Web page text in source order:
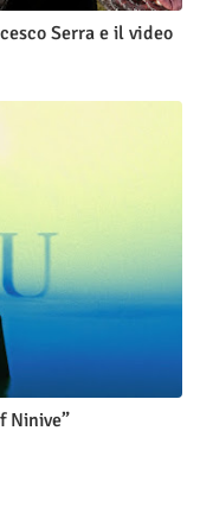
Serra e il video
Ninive”